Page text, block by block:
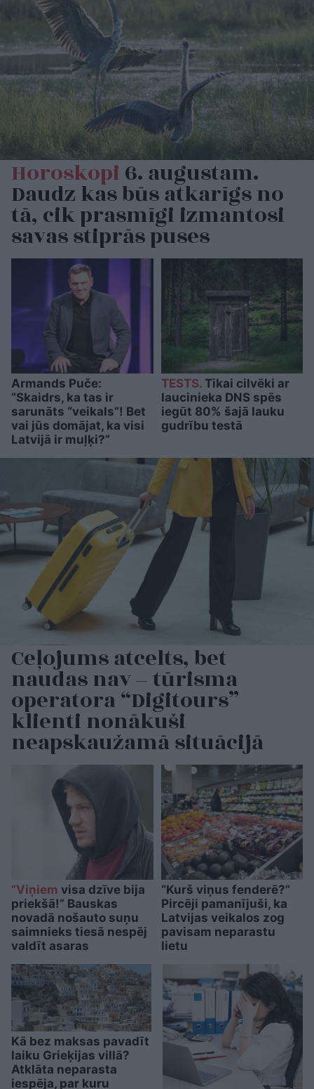
Horoskopi6. augustam.
Daudz kas būs atkarīgs no
tā, cik prasmīgi izmantosi
savas stiprās puses
Armands Puče:
“Skaidrs, ka tas ir
sarunāts “veikals”! Bet
vai jūs domājat, ka visi
Latvijā ir muļķi?”
TESTS.Tikai cilvēki ar
laucinieka DNS spēs
iegūt 80% šajā lauku
gudrību testā
Ceļojums atcelts, bet
naudas nav – tūrisma
operatora “Digitours”
klienti nonākuši
neapskaužamā situācijā
“Viņiem visa dzīve bija
priekšā!” Bauskas
novadā nošauto suņu
saimnieks tiesā nespēj
valdīt asaras
“Kurš viņus fenderē?”
Pircēji pamanījuši, ka
Latvijas veikalos zog
pavisam neparastu
lietu
Kā bez maksas pavadīt
laiku Grieķijas villā?
Atklāta neparasta
iespēja, par kuru